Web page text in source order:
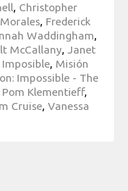
, Christopher
, Frederick
Waddingham,
McCallany, Janet
, Misión
Impossible - The
Pom Klementieff,
Cruise, Vanessa